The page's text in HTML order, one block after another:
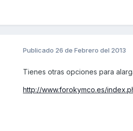
Publicado 26 de Febrero del 2013
Tienes otras opciones para
http://www.forokymco.es/